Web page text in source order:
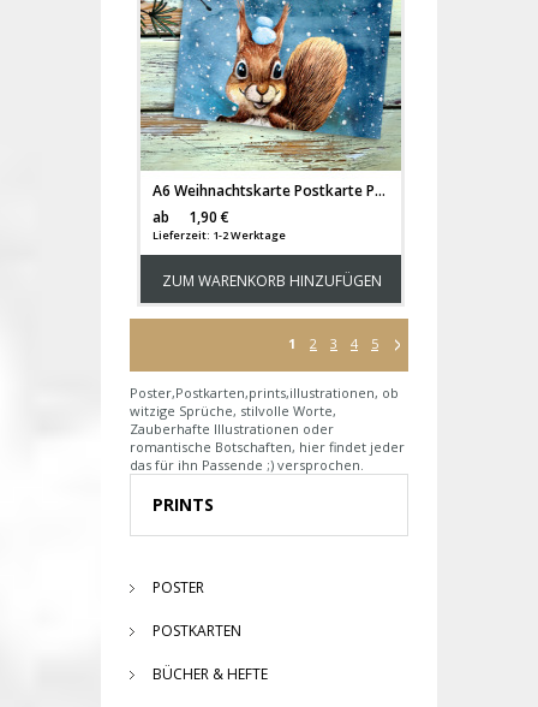
A6 Weihnachtskarte Postkarte Print Eichhörnchen mit Schnee im Winterabend Grußkarte Karte pk209
ab
1,90 €
Lieferzeit: 1-2 Werktage
ZUM WARENKORB HINZUFÜGEN
1 2 3 4 5
Poster,Postkarten,prints,illustrationen, ob
witzige Sprüche, stilvolle Worte,
Zauberhafte Illustrationen oder
romantische Botschaften, hier findet jeder
das für ihn Passende ;) versprochen.
PRINTS
POSTER
POSTKARTEN
BÜCHER & HEFTE